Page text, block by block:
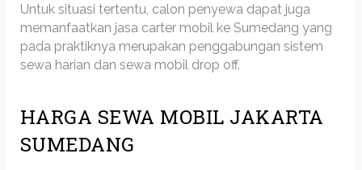
Untuk situasi tertentu, calon penyewa dapat juga
memanfaatkan jasa carter mobil ke Sumedang yang
pada praktiknya merupakan penggabungan sistem
sewa harian dan sewa mobil drop off.
HARGA SEWA MOBIL JAKARTA
SUMEDANG